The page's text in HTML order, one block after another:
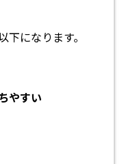
になります。
やすい